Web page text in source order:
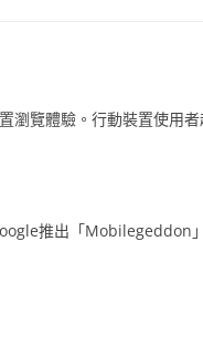
瀏覽體驗。行動裝置使用
推出「Mobilegeddon